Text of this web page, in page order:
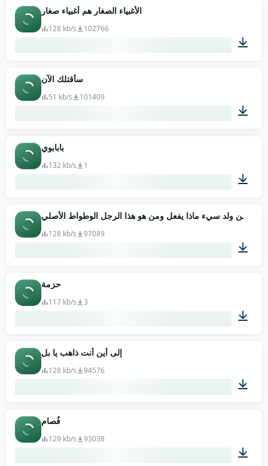
الأغبياء الصغار هم أغبياء صغار
128 kb/s 102766
سأقتلك الآن
51 kb/s 101409
بابابوي
132 kb/s 1
00:01
له من ولد سيء ماذا يفعل ومن هو هذا الرجل الوطواط الأصلي
128 kb/s 97089
حزمة
117 kb/s 3
إلى أين أنت ذاهب يا بل
128 kb/s 94576
فُصام
129 kb/s 93038